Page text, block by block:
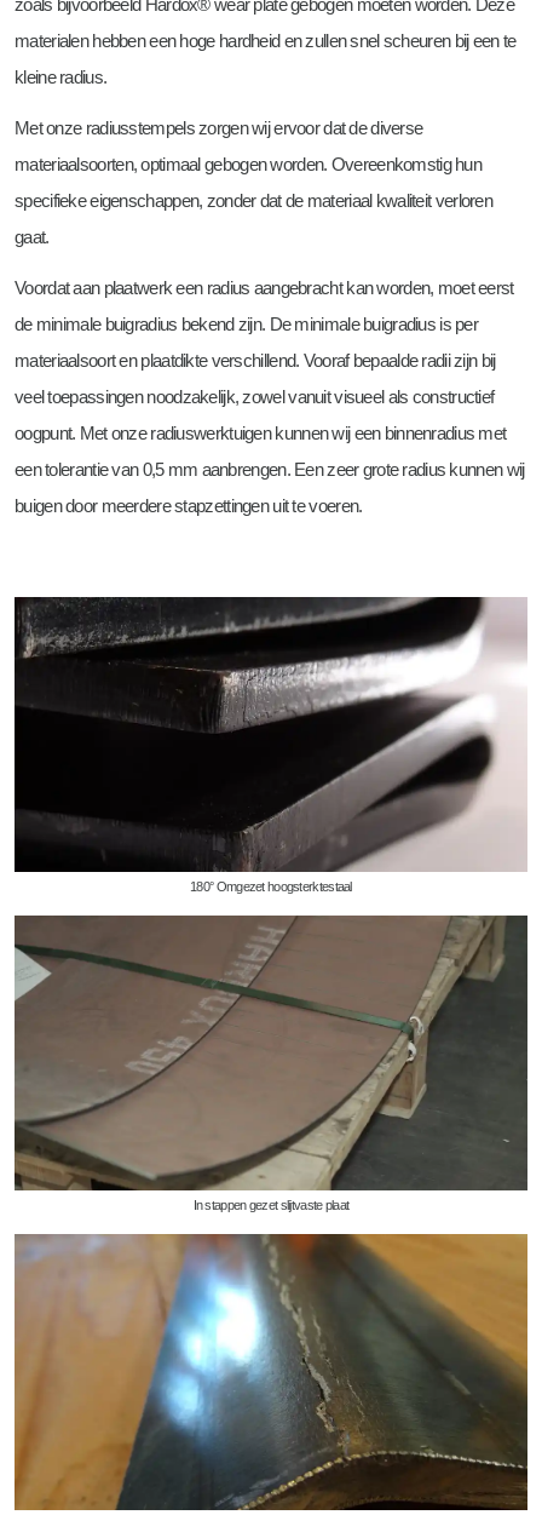
zoals bijvoorbeeld Hardox® wear plate gebogen moeten worden. Deze
materialen hebben een hoge hardheid en zullen snel scheuren bij een te
kleine radius.
Met onze radiusstempels zorgen wij ervoor dat de diverse
materiaalsoorten, optimaal gebogen worden. Overeenkomstig hun
specifieke eigenschappen, zonder dat de materiaal kwaliteit verloren
gaat.
Voordat aan plaatwerk een radius aangebracht kan worden, moet eerst
de minimale buigradius bekend zijn. De minimale buigradius is per
materiaalsoort en plaatdikte verschillend. Vooraf bepaalde radii zijn bij
veel toepassingen noodzakelijk, zowel vanuit visueel als constructief
oogpunt. Met onze radiuswerktuigen kunnen wij een binnenradius met
een tolerantie van 0,5 mm aanbrengen. Een zeer grote radius kunnen wij
buigen door meerdere stapzettingen uit te voeren.
180° Omgezet hoogsterktestaal
In stappen gezet slijtvaste plaat